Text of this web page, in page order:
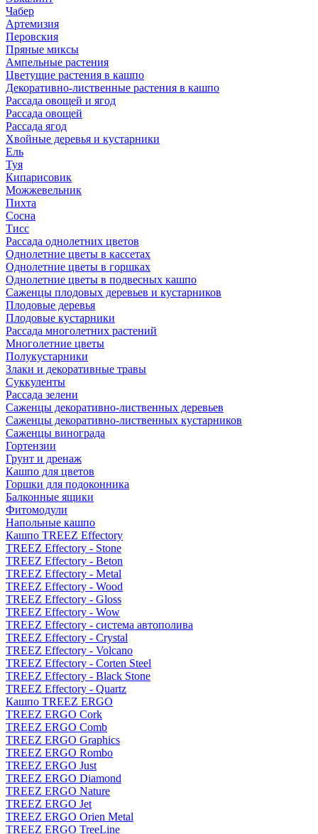
Чабер
Артемизия
Перовския
Пряные миксы
Ампельные растения
Цветущие растения в кашпо
Декоративно-лиственные растения в кашпо
Рассада овощей и ягод
Рассада овощей
Рассада ягод
Хвойные деревья и кустарники
Ель
Туя
Кипарисовик
Можжевельник
Пихта
Сосна
Тисc
Рассада однолетних цветов
Однолетние цветы в кассетах
Однолетние цветы в горшках
Однолетние цветы в подвесных кашпо
Саженцы плодовых деревьев и кустарников
Плодовые деревья
Плодовые кустарники
Рассада многолетних растений
Многолетние цветы
Полукустарники
Злаки и декоративные травы
Суккуленты
Рассада зелени
Саженцы декоративно-лиственных деревьев
Саженцы декоративно-лиственных кустарников
Саженцы винограда
Гортензии
Грунт и дренаж
Кашпо для цветов
Горшки для подоконника
Балконные ящики
Фитомодули
Напольные кашпо
Кашпо TREEZ Effectory
TREEZ Effectory - Stone
TREEZ Effectory - Beton
TREEZ Effectory - Metal
TREEZ Effectory - Wood
TREEZ Effectory - Gloss
TREEZ Effectory - Wow
TREEZ Effectory - система автополива
TREEZ Effectory - Crystal
TREEZ Effectory - Volcano
TREEZ Effectory - Corten Steel
TREEZ Effectory - Black Stone
TREEZ Effectory - Quartz
Кашпо TREEZ ERGO
TREEZ ERGO Cork
TREEZ ERGO Comb
TREEZ ERGO Graphics
TREEZ ERGO Rombo
TREEZ ERGO Just
TREEZ ERGO Diamond
TREEZ ERGO Nature
TREEZ ERGO Jet
TREEZ ERGO Orien Metal
TREEZ ERGO TreeLine